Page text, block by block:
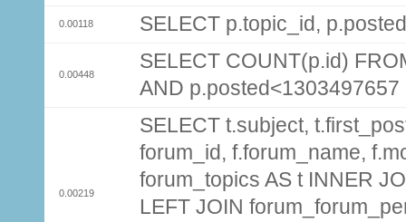
0.00118 SELECT p.topic_id,
0.00448
SELECT COUNT(p.id)
AND p.posted<1303497657
0.00219
SELECT t.subject,
forum_id, f.forum_name,
forum_topics AS t INNER
LEFT JOIN